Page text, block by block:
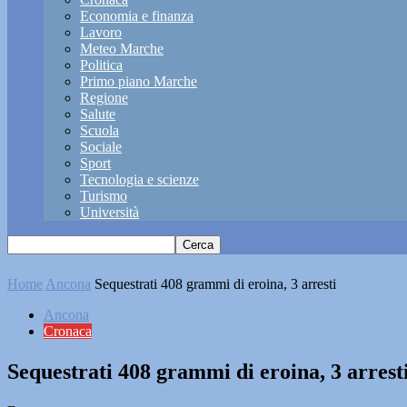
Economia e finanza
Lavoro
Meteo Marche
Politica
Primo piano Marche
Regione
Salute
Scuola
Sociale
Sport
Tecnologia e scienze
Turismo
Università
Home Ancona Sequestrati 408 grammi di eroina, 3 arresti
Ancona
Cronaca
Sequestrati 408 grammi di eroina, 3